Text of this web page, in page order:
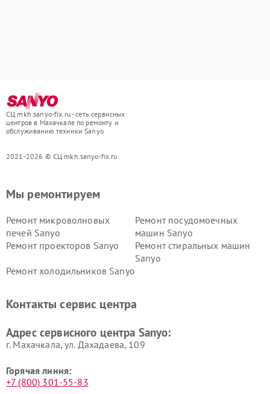
СЦ mkh.sanyo-fix.ru - сеть сервисных
центров в Махачкале по ремонту и
обслуживанию техники Sanyo
2021-2026 © СЦ mkh.sanyo-fix.ru
Мы ремонтируем
Ремонт микроволновых
печей Sanyo
Ремонт посудомоечных
машин Sanyo
Ремонт проекторов Sanyo
Ремонт стиральных машин
Sanyo
Ремонт холодильников Sanyo
Контакты сервис центра
Адрес сервисного центра Sanyo:
г. Махачкала, ул. Дахадаева, 109
Горячая линия:
+7 (800) 301-55-83